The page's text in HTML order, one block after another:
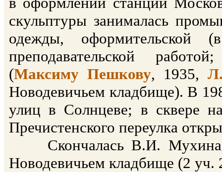
скульптуры занималась
одежды, оформительской
преподавательской
(Максиму Пешкову, 1935,
Новодевичьем кладбище). В
улиц в Солнцеве; в сквере
Пречистенского переулка
Скончалась В.И. Мухина
Новодевичьем кладбище (2